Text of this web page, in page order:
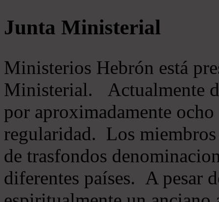
Junta Ministerial
Ministerios Hebrón está
Ministerial. Actualmente
por aproximadamente
regularidad. Los
de trasfondos
diferentes países. A pesar